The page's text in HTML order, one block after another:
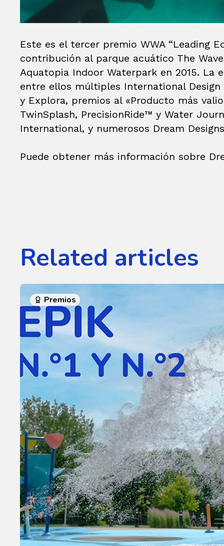
Este es el tercer premio WWA “Leading
contribución al parque acuático The
Aquatopia Indoor Waterpark en 2015. La
entre ellos múltiples International
y Explora, premios al «Producto más
TwinSplash, PrecisionRide™ y Water
International, y numerosos Dream
Puede obtener más información sobre
Related articles
Premios